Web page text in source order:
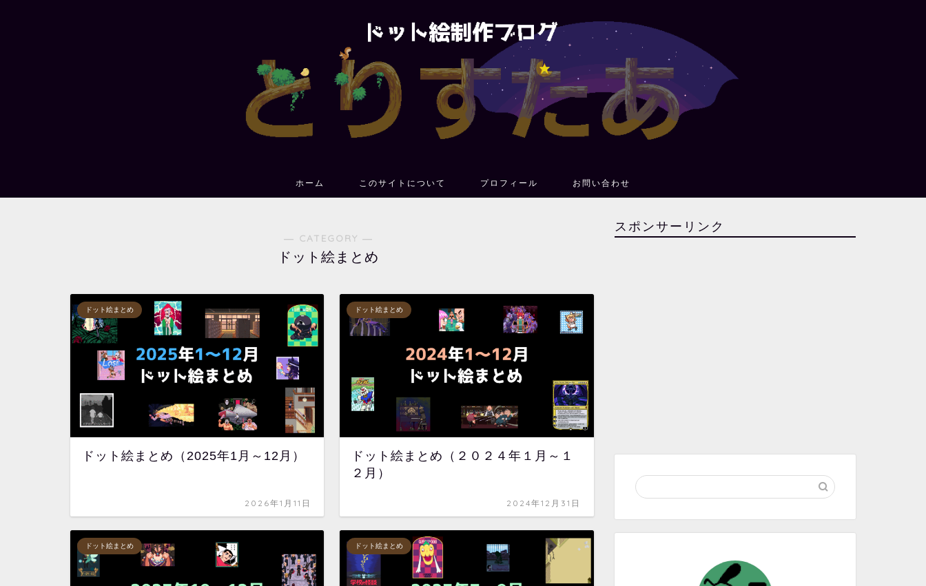
ホーム このサイトについて プロフィール お問い合わせ
― CATEGORY ―
ドット絵まとめ
ドット絵まとめ
ドット絵まとめ（2025年1月～12月）
2026年1月11日
ドット絵まとめ
ドット絵まとめ（２０２４年１月～１
２月）
2024年12月31日
ドット絵まとめ ドット絵まとめ
スポンサーリンク